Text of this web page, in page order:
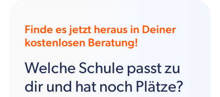
Finde es jetzt heraus in Deiner
kostenlosen Beratung!
Welche Schule passt zu
dir und hat noch Plätze?